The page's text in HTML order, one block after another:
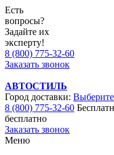
Есть
вопросы?
Задайте их
эксперту!
8 (800) 775-32-60
Заказать звонок
АВТОСТИЛЬ
Город доставки:
8 (800) 775-32-60
бесплатно
Заказать звонок
Меню